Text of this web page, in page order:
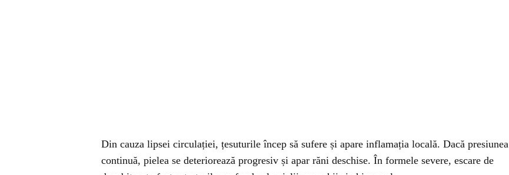
Din cauza lipsei circulației, țesuturile încep să sufere și apare inflamația locală. Dacă presiunea
continuă, pielea se deteriorează progresiv și apar răni deschise. În formele severe, escare de